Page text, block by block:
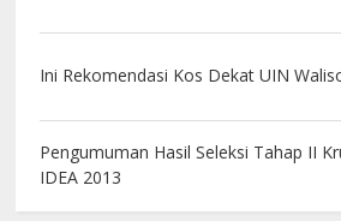
Ini Rekomendasi Kos Dekat UIN
Pengumuman Hasil Seleksi Tahap II
IDEA 2013